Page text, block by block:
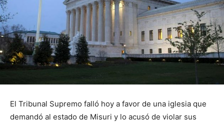
El Tribunal Supremo falló hoy a favor de una iglesia que
demandó al estado de Misuri y lo acusó de violar sus